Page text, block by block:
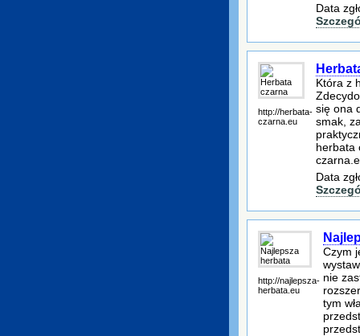
Data
http://herbata-
czarna.eu
Która z
się ona
smak,
herbata
Data
http://najlepsza-
herbata.eu
Czym
nie
tym